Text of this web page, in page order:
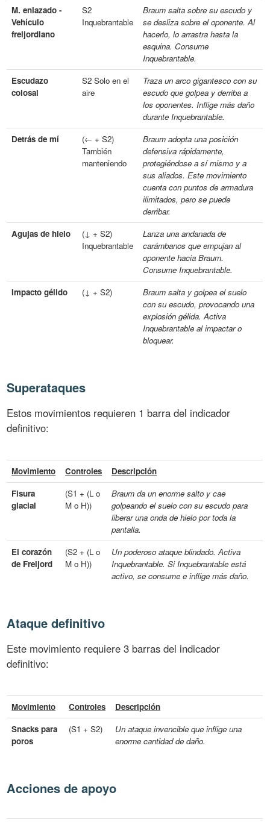
M. enlazado -
Vehículo
freljordiano
S2
Inquebrantable
Braum salta sobre su escudo y
se desliza sobre el oponente. Al
hacerlo, lo arrastra hasta la
esquina. Consume
Inquebrantable.
Escudazo
colosal
S2 Solo en el
aire
Traza un arco gigantesco con su
escudo que golpea y derriba a
los oponentes. Inflige más daño
durante Inquebrantable.
Detrás de mí
(← + S2)
También
manteniendo
Braum adopta una posición
defensiva rápidamente,
protegiéndose a sí mismo y a
sus aliados. Este movimiento
cuenta con puntos de armadura
ilimitados, pero se puede
derribar.
Agujas de hielo
(↓ + S2)
Inquebrantable
Lanza una andanada de
carámbanos que empujan al
oponente hacia Braum.
Consume Inquebrantable.
Impacto gélido
(↓ + S2)
Braum salta y golpea el suelo
con su escudo, provocando una
explosión gélida. Activa
Inquebrantable al impactar o
bloquear.
Superataques
Estos movimientos requieren 1 barra del indicador
definitivo:
Movimiento Controles
Descripción
Fisura
glacial
(S1 + (L o
M o H))
Braum da un enorme salto y cae
golpeando el suelo con su escudo para
liberar una onda de hielo por toda la
pantalla.
El corazón
de Freljord
(S2 + (L o
M o H))
Un poderoso ataque blindado. Activa
Inquebrantable. Si Inquebrantable está
activo, se consume e inflige más daño.
Ataque definitivo
Este movimiento requiere 3 barras del indicador
definitivo:
Movimiento Controles
Descripción
Snacks para
poros
(S1 + S2)
Un ataque invencible que inflige una
enorme cantidad de daño.
Acciones de apoyo